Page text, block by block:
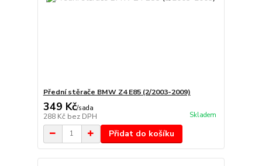
Přední stěrače BMW Z4 E85 (2/2003-2009)
349 Kč/sada
288 Kč bez DPH Skladem
Přidat do košíku